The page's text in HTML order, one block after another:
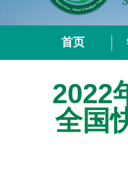
首页
2022
全国